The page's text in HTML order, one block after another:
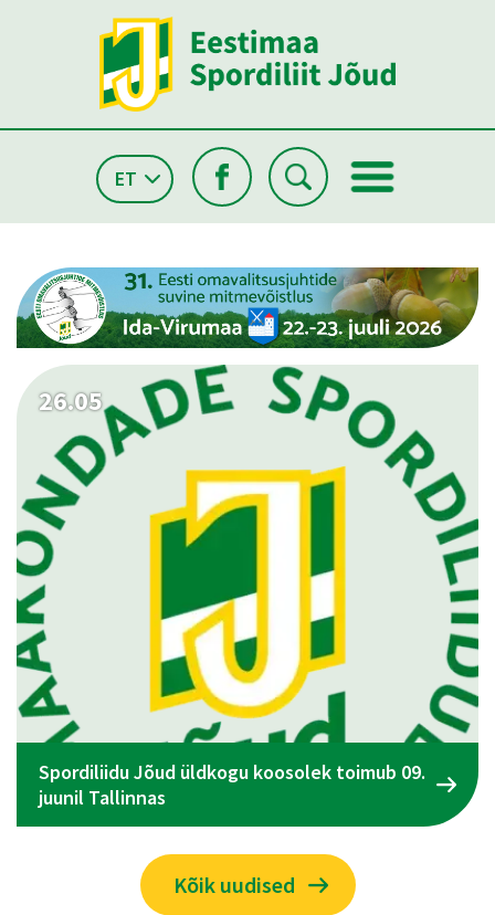
ET
26.05
Spordiliidu Jõud üldkogu koosolek toimub 09.
juunil Tallinnas
Kõik uudised